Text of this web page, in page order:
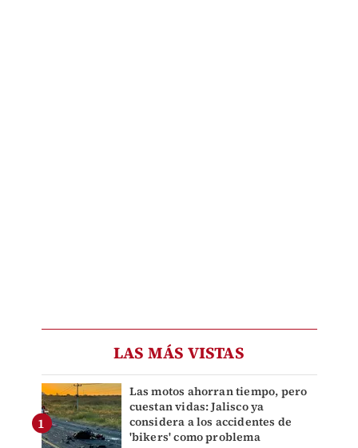
LAS MÁS VISTAS
Las motos ahorran tiempo, pero
cuestan vidas: Jalisco ya
considera a los accidentes de
'bikers' como problema